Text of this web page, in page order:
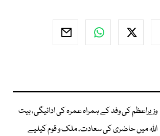
وزیراعظم کی وفد کے ہمراہ عمرہ کی ادائیگی، بیت
اللہ میں حاضری کی سعادت، ملک و قوم کیلیے